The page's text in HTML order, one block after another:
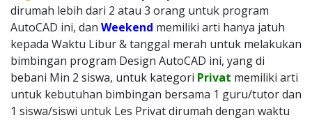
dirumah lebih dari 2 atau 3 orang untuk program
AutoCAD ini, dan Weekend memiliki arti hanya jatuh
kepada Waktu Libur & tanggal merah untuk melakukan
bimbingan program Design AutoCAD ini, yang di
bebani Min 2 siswa, untuk kategori Privat memiliki arti
untuk kebutuhan bimbingan bersama 1 guru/tutor dan
1 siswa/siswi untuk Les Privat dirumah dengan waktu